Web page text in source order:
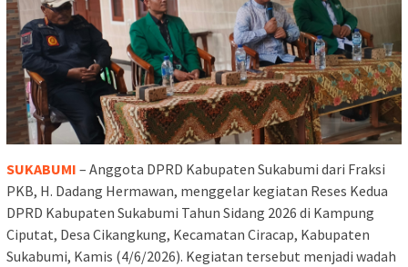
SUKABUMI – Anggota DPRD Kabupaten Sukabumi dari Fraksi
PKB, H. Dadang Hermawan, menggelar kegiatan Reses Kedua
DPRD Kabupaten Sukabumi Tahun Sidang 2026 di Kampung
Ciputat, Desa Cikangkung, Kecamatan Ciracap, Kabupaten
Sukabumi, Kamis (4/6/2026). Kegiatan tersebut menjadi wadah